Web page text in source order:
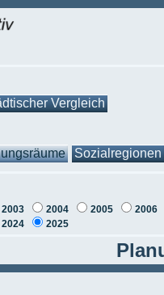
Vergleich
Sozialregionen
2003 2004 2005
2006
2024 2025